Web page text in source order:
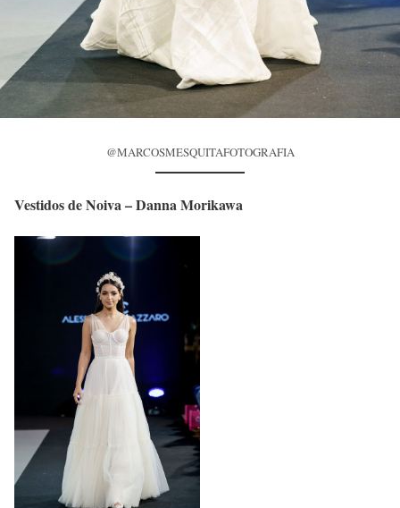
@MARCOSMESQUITAFOTOGRAFIA
Vestidos de Noiva – Danna Morikawa